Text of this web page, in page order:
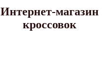
Интернет-магазин
кроссовок